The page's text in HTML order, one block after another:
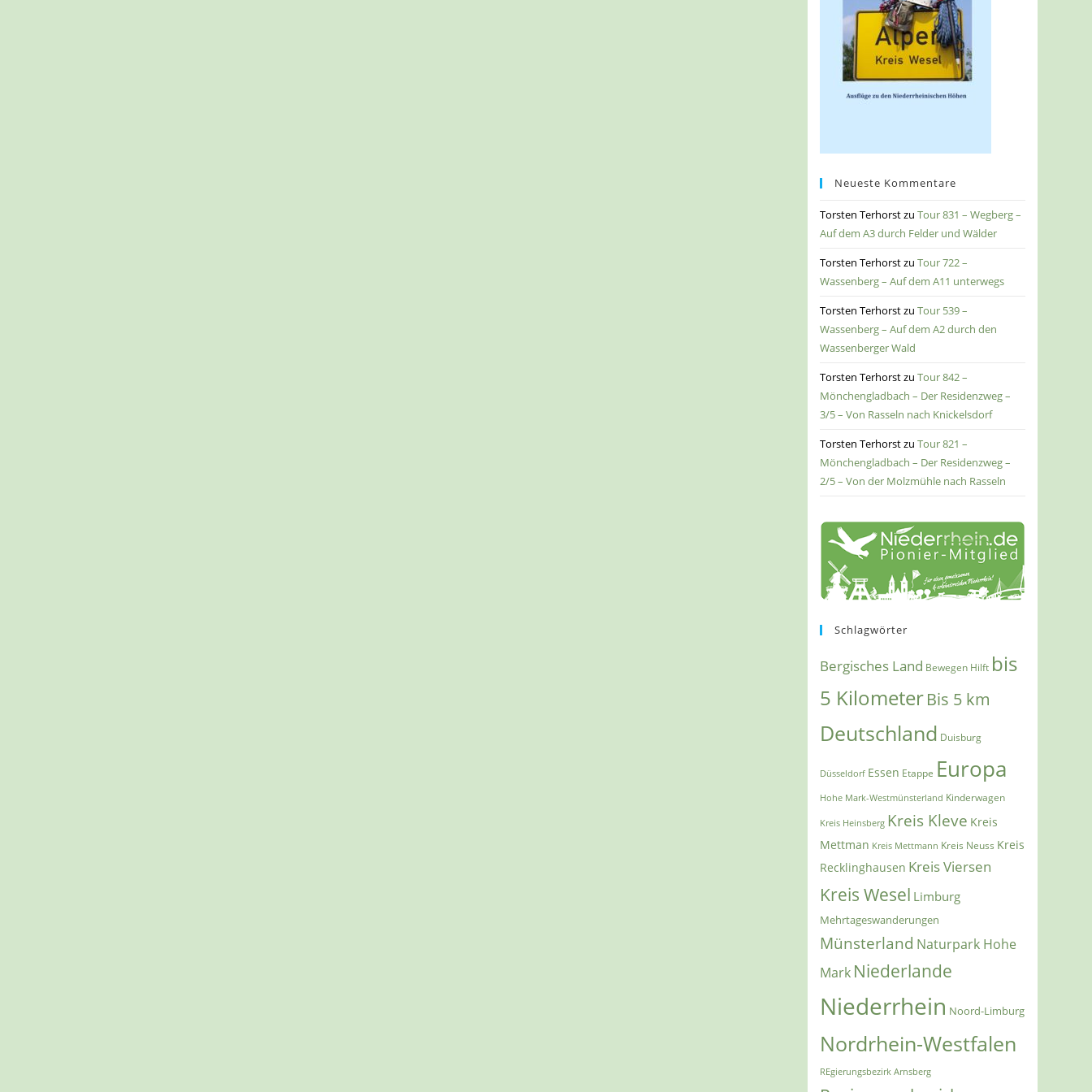
Neueste Kommentare
Torsten TerhorstzuTour 831 – Wegberg –
Auf dem A3 durch Felder und Wälder
Torsten TerhorstzuTour 722 –
Wassenberg – Auf dem A11 unterwegs
Torsten TerhorstzuTour 539 –
Wassenberg – Auf dem A2 durch den
Wassenberger Wald
Torsten TerhorstzuTour 842 –
Mönchengladbach – Der Residenzweg –
3/5 – Von Rasseln nach Knickelsdorf
Torsten TerhorstzuTour 821 –
Mönchengladbach – Der Residenzweg –
2/5 – Von der Molzmühle nach Rasseln
Schlagwörter
Bergisches Land Bewegen Hilft bis
5 KilometerBis 5 km
Deutschland Duisburg
Düsseldorf Essen Etappe Europa
Hohe Mark-Westmünsterland Kinderwagen
Kreis Heinsberg Kreis Kleve Kreis
Mettman Kreis Mettmann Kreis Neuss Kreis
Recklinghausen Kreis Viersen
Kreis Wesel Limburg
Mehrtageswanderungen
Münsterland Naturpark Hohe
Mark Niederlande
Niederrhein Noord-Limburg
Nordrhein-Westfalen
REgierungsbezirk Arnsberg